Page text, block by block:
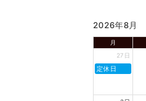
2026年8月
月
27日
定休日